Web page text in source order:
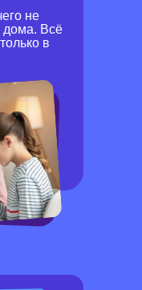
не
дома. Всё
в